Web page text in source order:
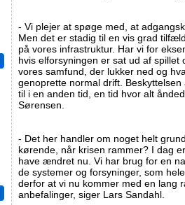
- Vi plejer at spøge med, at
Men det er stadig til en vis grad
på vores infrastruktur. Har vi for
hvis elforsyningen er sat ud af spillet
vores samfund, der lukker ned og
genoprette normal drift.
til i en anden tid, en tid hvor alt
Sørensen.
- Det her handler om noget helt
kørende, når krisen rammer? I dag
have ændret nu. Vi har brug for en
de systemer og forsyninger, som
derfor at vi nu kommer med en lang
anbefalinger, siger Lars Sandahl.